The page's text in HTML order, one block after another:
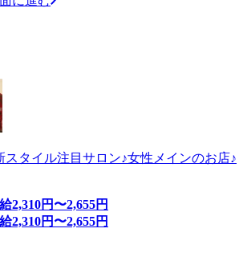
タイル注目サロン♪女性メインのお店♪
2,310円〜2,655円
2,310円〜2,655円